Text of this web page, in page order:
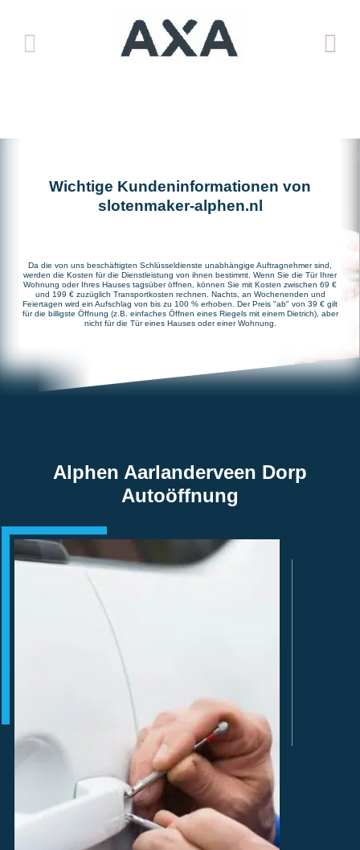
Wichtige Kundeninformationen von
slotenmaker-alphen.nl
Da die von uns beschäftigten Schlüsseldienste unabhängige Auftragnehmer sind,
werden die Kosten für die Dienstleistung von ihnen bestimmt. Wenn Sie die Tür Ihrer
Wohnung oder Ihres Hauses tagsüber öffnen, können Sie mit Kosten zwischen 69 €
und 199 € zuzüglich Transportkosten rechnen. Nachts, an Wochenenden und
Feiertagen wird ein Aufschlag von bis zu 100 % erhoben. Der Preis "ab" von 39 € gilt
für die billigste Öffnung (z.B. einfaches Öffnen eines Riegels mit einem Dietrich), aber
nicht für die Tür eines Hauses oder einer Wohnung.
Alphen Aarlanderveen Dorp
Autoöffnung